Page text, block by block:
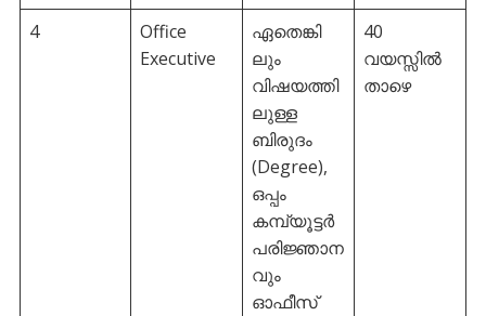
4
Office
Executive
ഏതെങ്കി
ലും
വിഷയത്തി
ലുള്ള
ബിരുദം
(Degree),
ഒപ്പം
കമ്പ്യൂട്ടർ
പരിജ്ഞാന
വും
ഓഫീസ്
40
വയസ്സിൽ
താഴെ